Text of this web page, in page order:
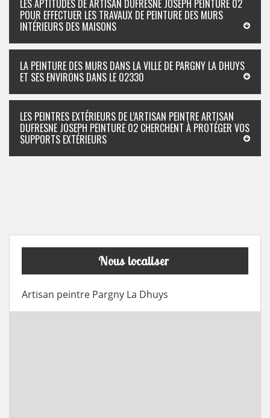
LES APTITUDES DE ARTISAN DUFRESNE JOSEPH PEINTURE 02
POUR EFFECTUER LES TRAVAUX DE PEINTURE DES MURS
INTÉRIEURS DES MAISONS
LA PEINTURE DES MURS DANS LA VILLE DE PARGNY LA DHUYS
ET SES ENVIRONS DANS LE 02330
LES PEINTRES EXTÉRIEURS DE L’ARTISAN PEINTRE ARTISAN
DUFRESNE JOSEPH PEINTURE 02 CHERCHENT À PROTÉGER VOS
SUPPORTS EXTÉRIEURS
Nous localiser
Artisan peintre Pargny La Dhuys